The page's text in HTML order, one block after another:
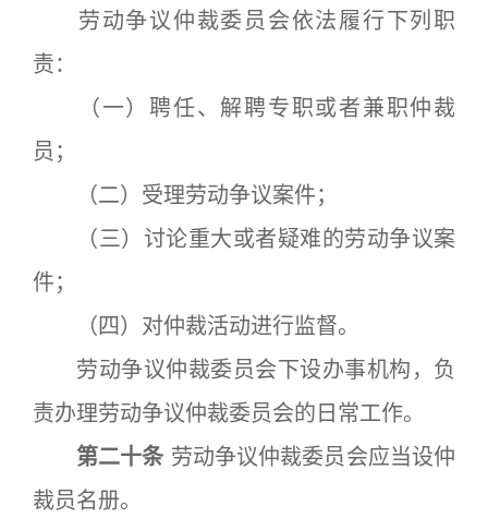
劳动争议仲裁委员会依法履行下列职
责：
（一）聘任、解聘专职或者兼职仲裁
员；
（二）受理劳动争议案件；
（三）讨论重大或者疑难的劳动争议案
件；
（四）对仲裁活动进行监督。
劳动争议仲裁委员会下设办事机构，负
责办理劳动争议仲裁委员会的日常工作。
第二十条 劳动争议仲裁委员会应当设仲
裁员名册。